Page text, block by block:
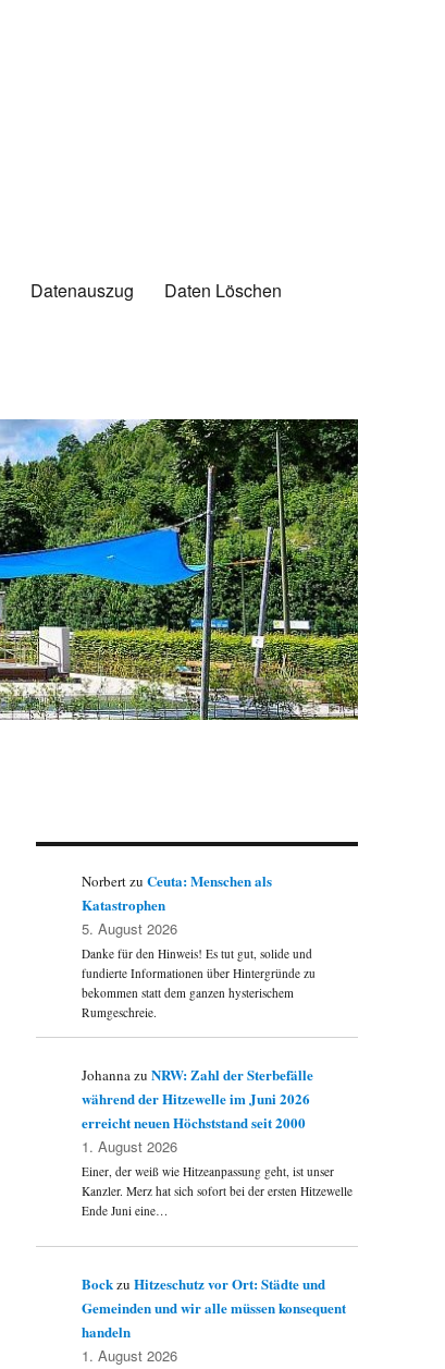
Datenauszug
Daten Löschen
NorbertzuCeuta: Menschen als
Katastrophen
5. August 2026
Danke für den Hinweis! Es tut gut, solide und
fundierte Informationen über Hintergründe zu
bekommen statt dem ganzen hysterischem
Rumgeschreie.
JohannazuNRW: Zahl der Sterbefälle
während der Hitzewelle im Juni 2026
erreicht neuen Höchststand seit 2000
1. August 2026
Einer, der weiß wie Hitzeanpassung geht, ist unser
Kanzler. Merz hat sich sofort bei der ersten Hitzewelle
Ende Juni eine…
BockzuHitzeschutz vor Ort: Städte und
Gemeinden und wir alle müssen konsequent
handeln
1. August 2026